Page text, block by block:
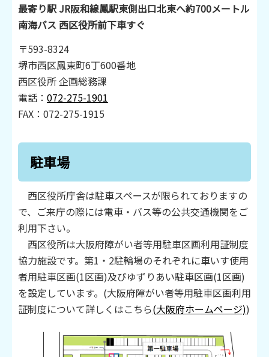
最寄り駅 JR阪和線鳳駅東側出口北東へ約700メートル
南海バス 西区役所前下車すぐ
〒593-8324
堺市西区鳳東町6丁600番地
西区役所 企画総務課
電話： 072-275-1901
FAX：072-275-1915
駐車場
西区役所庁舎は駐車スペースが限られておりますの
で、ご来庁の際には電車・バス等の公共交通機関をご
利用下さい。
西区役所は大阪府障がい者等用駐車区画利用証制度
協力施設です。第1・2駐輪場のそれぞれに車いす使用
者用駐車区画(1区画)及びゆずりあい駐車区画(1区画)
を設定しています。(大阪府障がい者等用駐車区画利用
証制度について詳しくはこちら(大阪府ホームページ))